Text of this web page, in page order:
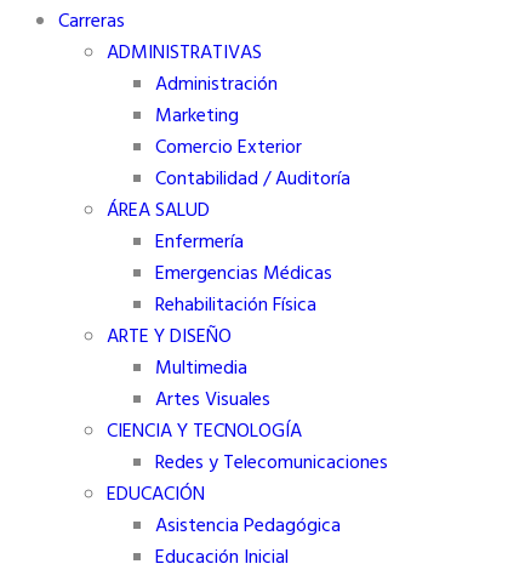
Carreras
ADMINISTRATIVAS
Administración
Marketing
Comercio Exterior
Contabilidad / Auditoría
ÁREA SALUD
Enfermería
Emergencias Médicas
Rehabilitación Física
ARTE Y DISEÑO
Multimedia
Artes Visuales
CIENCIA Y TECNOLOGÍA
Redes y Telecomunicaciones
EDUCACIÓN
Asistencia Pedagógica